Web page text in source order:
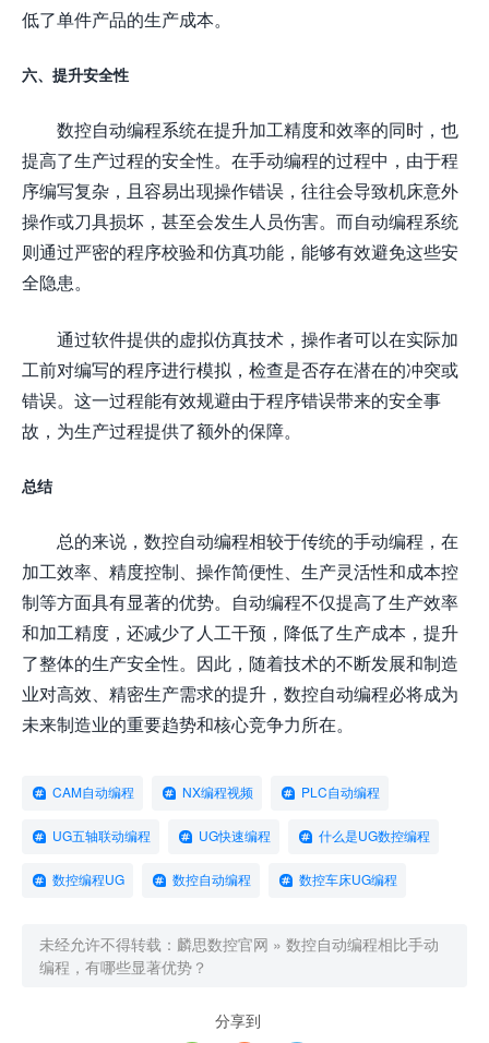
低了单件产品的生产成本。
六、提升安全性
数控自动编程系统在提升加工精度和效率的同时，也
提高了生产过程的安全性。在手动编程的过程中，由于程
序编写复杂，且容易出现操作错误，往往会导致机床意外
操作或刀具损坏，甚至会发生人员伤害。而自动编程系统
则通过严密的程序校验和仿真功能，能够有效避免这些安
全隐患。
通过软件提供的虚拟仿真技术，操作者可以在实际加
工前对编写的程序进行模拟，检查是否存在潜在的冲突或
错误。这一过程能有效规避由于程序错误带来的安全事
故，为生产过程提供了额外的保障。
总结
总的来说，数控自动编程相较于传统的手动编程，在
加工效率、精度控制、操作简便性、生产灵活性和成本控
制等方面具有显著的优势。自动编程不仅提高了生产效率
和加工精度，还减少了人工干预，降低了生产成本，提升
了整体的生产安全性。因此，随着技术的不断发展和制造
业对高效、精密生产需求的提升，数控自动编程必将成为
未来制造业的重要趋势和核心竞争力所在。
CAM自动编程 NX编程视频 PLC自动编程
UG五轴联动编程 UG快速编程 什么是UG数控编程
数控编程UG 数控自动编程 数控车床UG编程
未经允许不得转载： 麟思数控官网 » 数控自动编程相比手动
编程，有哪些显著优势？
分享到